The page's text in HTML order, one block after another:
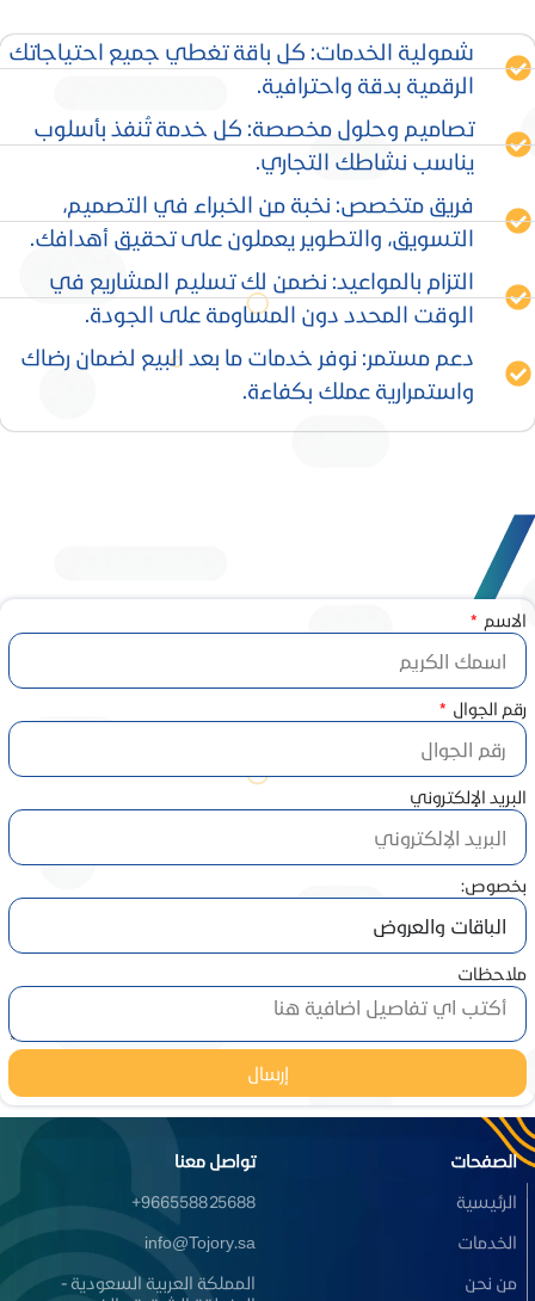
شمولية الخدمات: كل باقة تغطي جميع احتياجاتك
الرقمية بدقة واحترافية.
تصاميم وحلول مخصصة: كل خدمة تُنفذ بأسلوب
يناسب نشاطك التجاري.
فريق متخصص: نخبة من الخبراء في التصميم،
التسويق، والتطوير يعملون على تحقيق أهدافك.
التزام بالمواعيد: نضمن لك تسليم المشاريع في
الوقت المحدد دون المساومة على الجودة.
دعم مستمر: نوفر خدمات ما بعد البيع لضمان رضاك
واستمرارية عملك بكفاءة.
الاسم
رقم الجوال
البريد الإلكتروني
بخصوص:
ملاحظات
إرسال
الصفحات
الرئيسية
الخدمات
من نحن
تواصل معنا
966558825688+
info@Tojory.sa
المملكة العربية السعودية -